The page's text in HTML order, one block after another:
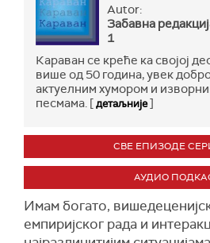
Autor:
Забавна
1
Караван се креће ка својој
више од 50 година, увек
актуелним хумором и
песмама. [детаљније]
СВЕ ЕПИЗОДЕ
АУДИО
Имам богато,
емпиријског рада и